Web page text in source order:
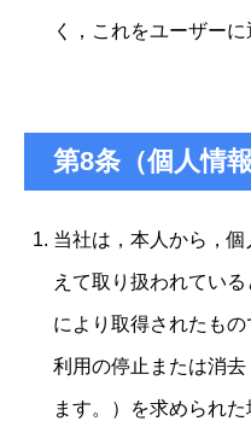
く，これをユーザーに
第8条（個人情
当社は，本人から，
えて取り扱われてい
により取得されたも
利用の停止または消
ます。）を求められ